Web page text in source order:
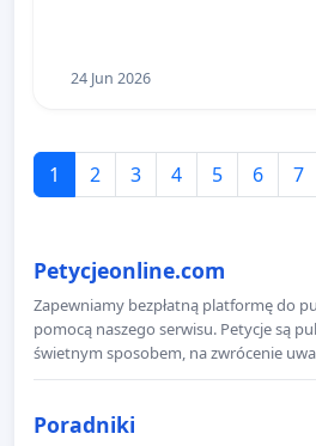
24 Jun 2026
1 2 3 4 5 6 7
Petycjeonline.com
Zapewniamy bezpłatną platformę do
pomocą naszego serwisu. Petycje są
świetnym sposobem, na zwrócenie
Poradniki